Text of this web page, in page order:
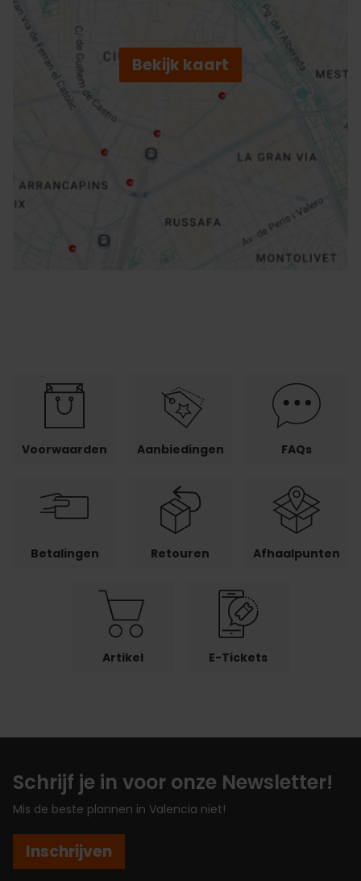
Bekijk kaart
Routebeschrijving
Voorwaarden Aanbiedingen FAQs
Betalingen Retouren Afhaalpunten
Artikel E-Tickets
Schrijf je in voor onze Newsletter!
Mis de beste plannen in Valencia niet!
Inschrijven